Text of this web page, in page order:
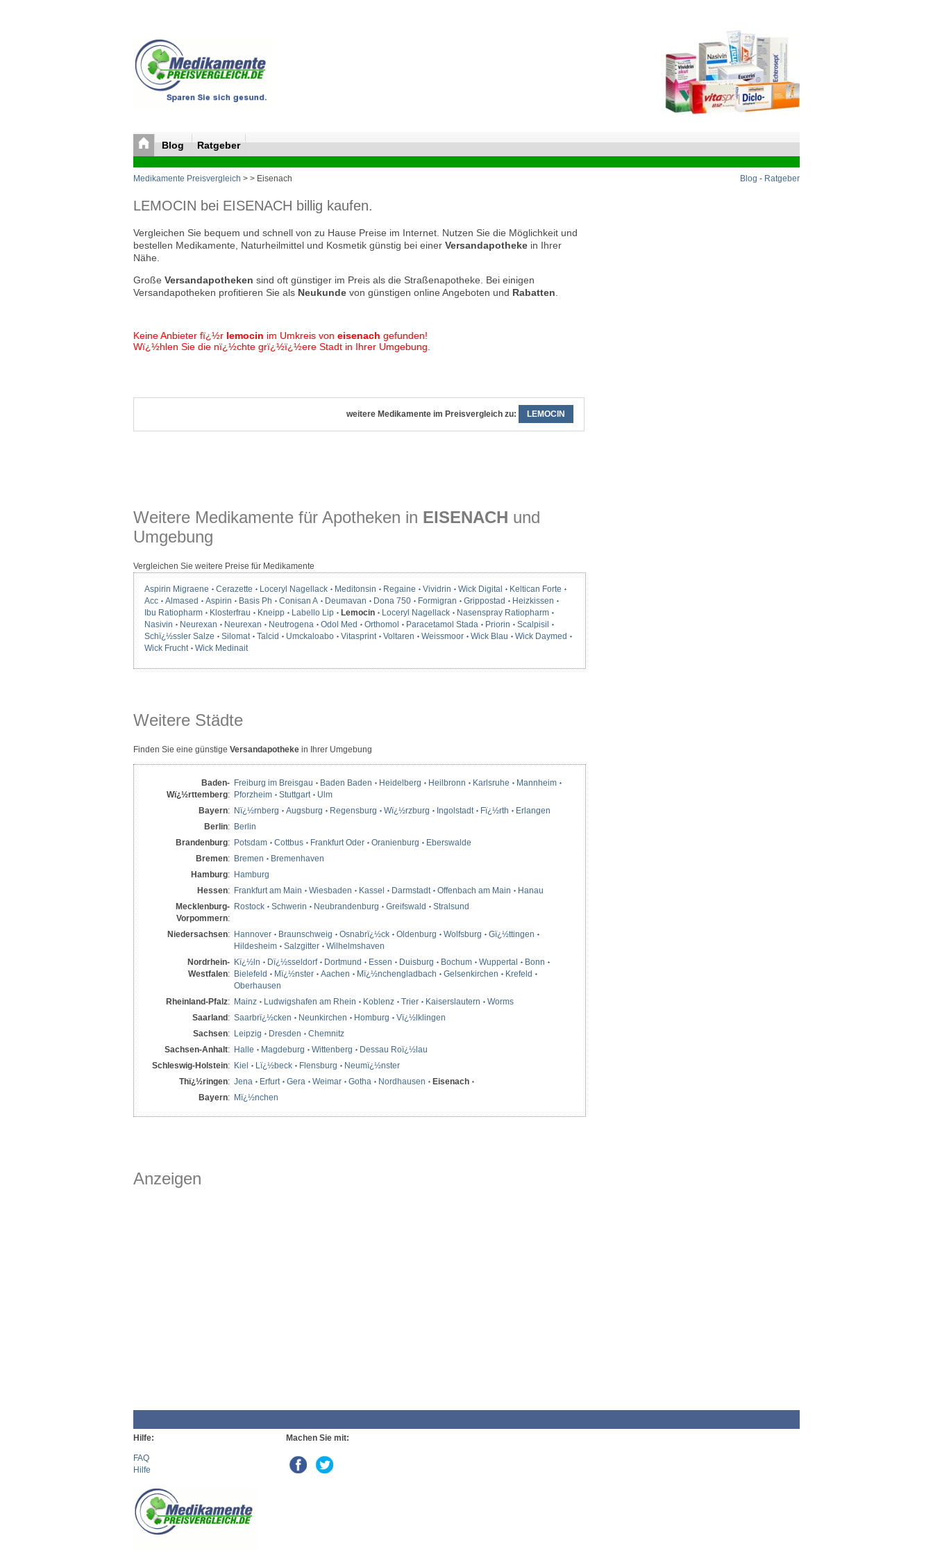
Blog Ratgeber
Medikamente Preisvergleich > > Eisenach Blog - Ratgeber
LEMOCIN bei EISENACH billig kaufen.
Vergleichen Sie bequem und schnell von zu Hause Preise im Internet. Nutzen Sie die Möglichkeit und
bestellen Medikamente, Naturheilmittel und Kosmetik günstig bei einer Versandapotheke in Ihrer
Nähe.
Große Versandapotheken sind oft günstiger im Preis als die Straßenapotheke. Bei einigen
Versandapotheken profitieren Sie als Neukunde von günstigen online Angeboten und Rabatten
Keine Anbieter fï¿½r lemocin im Umkreis von eisenach gefunden!
Wï¿½hlen Sie die nï¿½chte grï¿½ï¿½ere Stadt in Ihrer Umgebung.
weitere Medikamente im Preisvergleich zu: LEMOCIN
Weitere Medikamente für Apotheken in EISENACH und
Umgebung
Vergleichen Sie weitere Preise für Medikamente
Aspirin Migraene Cerazette Loceryl Nagellack Meditonsin Regaine Vividrin Wick Digital
Keltican Forte
Acc
Almased Aspirin Basis Ph Conisan A Deumavan Dona 750 Formigran Grippostad
Heizkissen
Ibu Ratiopharm
Klosterfrau Kneipp Labello Lip Lemocin Loceryl Nagellack
Nasenspray Ratiopharm
Nasivin
Neurexan Neurexan Neutrogena Odol Med Orthomol Paracetamol Stada Priorin
Scalpisil
Schï¿½ssler Salze
Silomat Talcid Umckaloabo Vitasprint Voltaren Weissmoor Wick Blau
Wick Daymed
Wick Frucht
Wick Medinait
Weitere Städte
Finden Sie eine günstige Versandapotheke in Ihrer Umgebung
Baden-
Wï¿½rttemberg:
Freiburg im Breisgau Baden Baden Heidelberg Heilbronn Karlsruhe
Mannheim
Pforzheim
Stuttgart
Ulm
Bayern: Nï¿½rnberg Augsburg Regensburg Wï¿½rzburg Ingolstadt Fï¿½rth
Erlangen
Berlin: Berlin
Brandenburg: Potsdam Cottbus Frankfurt Oder Oranienburg
Eberswalde
Bremen: Bremen
Bremenhaven
Hamburg: Hamburg
Hessen: Frankfurt am Main Wiesbaden Kassel Darmstadt Offenbach am Main
Hanau
Mecklenburg-
Vorpommern:
Rostock Schwerin Neubrandenburg Greifswald Stralsund
Niedersachsen: Hannover Braunschweig Osnabrï¿½ck Oldenburg Wolfsburg
Gï¿½ttingen
Hildesheim
Salzgitter
Wilhelmshaven
Nordrhein-
Westfalen:
Kï¿½ln Dï¿½sseldorf Dortmund Essen Duisburg Bochum Wuppertal
Bonn
Bielefeld
Mï¿½nster Aachen Mï¿½nchengladbach Gelsenkirchen
Krefeld
Oberhausen
Rheinland-Pfalz: Mainz Ludwigshafen am Rhein Koblenz Trier Kaiserslautern
Worms
Saarland: Saarbrï¿½cken Neunkirchen Homburg
Vï¿½lklingen
Sachsen: Leipzig Dresden
Chemnitz
Sachsen-Anhalt: Halle Magdeburg Wittenberg
Dessau Roï¿½lau
Schleswig-Holstein: Kiel Lï¿½beck Flensburg
Neumï¿½nster
Thï¿½ringen: Jena Erfurt Gera Weimar Gotha Nordhausen
Eisenach
Bayern: Mï¿½nchen
Anzeigen
Hilfe:
FAQ
Hilfe
Machen Sie mit: